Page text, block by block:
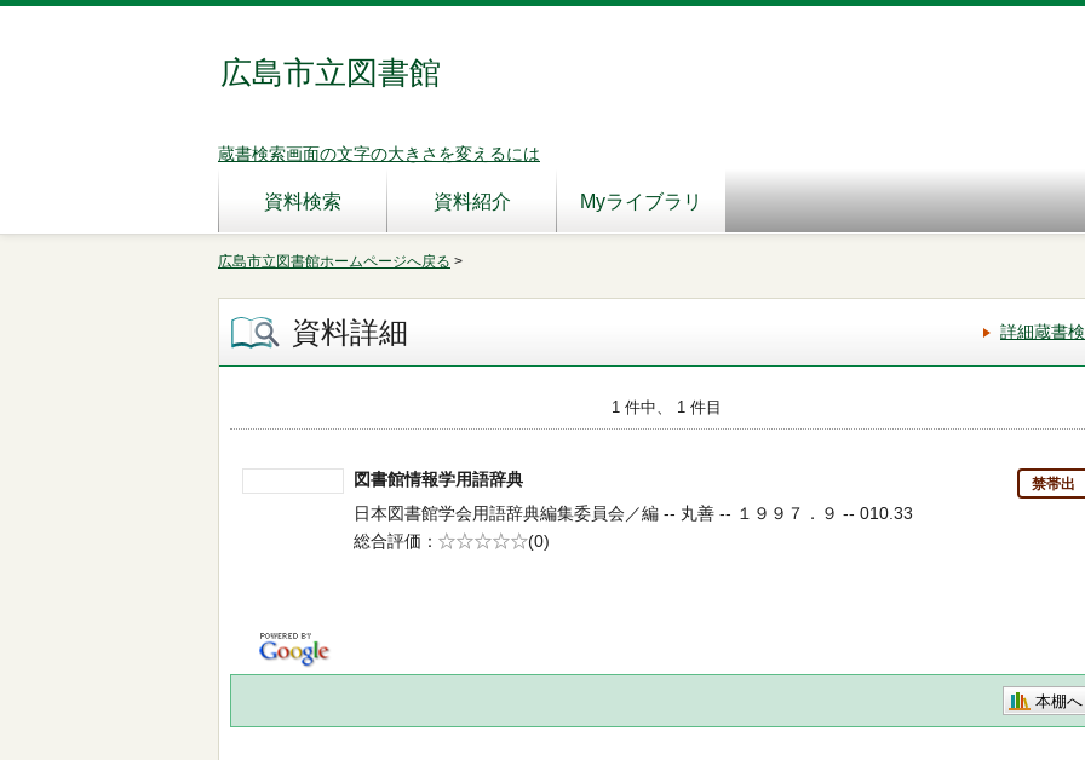
広島市立図書館
蔵書検索画面の文字の大きさを変えるには
資料検索 資料紹介 Myライブラリ
広島市立図書館ホームページへ戻る >
資料詳細 詳細蔵書
1 件中、 1 件目
図書館情報学用語辞典 禁帯出
日本図書館学会用語辞典編集委員会／編 -- 丸善 -- １９９７．９ -- 010.33
総合評価
5段階評価
(0)
本棚へ